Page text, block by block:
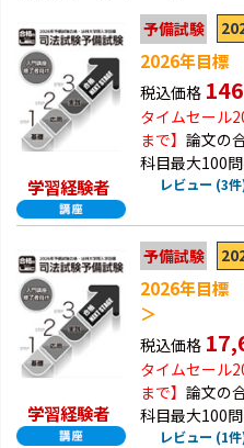
学習経験者
予備試験
2026年目標
税込価格
タイムセール
まで】 論文の
科目最大100
レビュー (3
学習経験者
予備試験
2026年目標
＞
税込価格
タイムセール
まで】 論文の
科目最大100
レビュー (1